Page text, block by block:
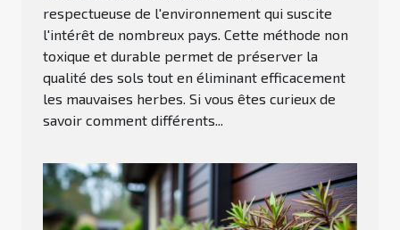
respectueuse de l'environnement qui suscite
l'intérêt de nombreux pays. Cette méthode non
toxique et durable permet de préserver la
qualité des sols tout en éliminant efficacement
les mauvaises herbes. Si vous êtes curieux de
savoir comment différents...